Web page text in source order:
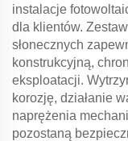
instalacje
dla klientów.
słonecznych
konstrukcyjną,
eksploatacji.
korozję, działanie
naprężenia
pozostaną